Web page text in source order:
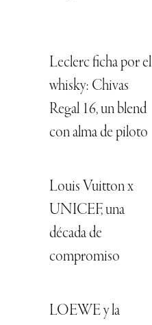
Leclerc ficha por el
whisky: Chivas
Regal 16, un blend
con alma de piloto
Louis Vuitton x
UNICEF, una
década de
compromiso
LOEWE y la